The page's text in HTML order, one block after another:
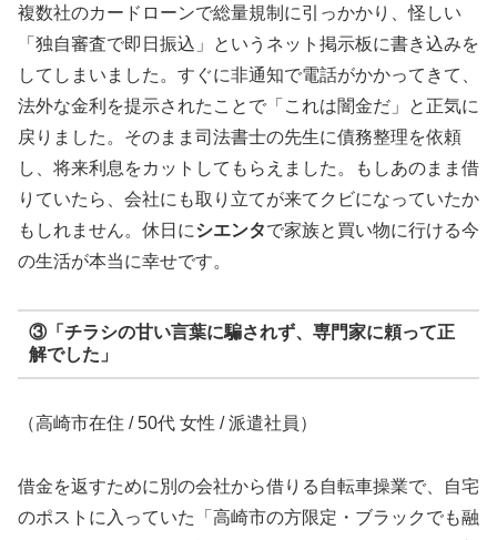
複数社のカードローンで総量規制に引っかかり、怪しい
「独自審査で即日振込」というネット掲示板に書き込みを
してしまいました。すぐに非通知で電話がかかってきて、
法外な金利を提示されたことで「これは闇金だ」と正気に
戻りました。そのまま司法書士の先生に債務整理を依頼
し、将来利息をカットしてもらえました。もしあのまま借
りていたら、会社にも取り立てが来てクビになっていたか
もしれません。休日にシエンタで家族と買い物に行ける今
の生活が本当に幸せです。
③「チラシの甘い言葉に騙されず、専門家に頼って正
解でした」
（高崎市在住 / 50代 女性 / 派遣社員）
借金を返すために別の会社から借りる自転車操業で、自宅
のポストに入っていた「高崎市の方限定・ブラックでも融